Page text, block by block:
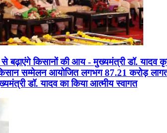
बढ़ाएंगे किसानों की आय - मुख्यमंत्री डॉ. यादव
सम्मेलन आयोजित लगभग 87.21 करोड़
डॉ. यादव का किया आत्मीय स्वागत